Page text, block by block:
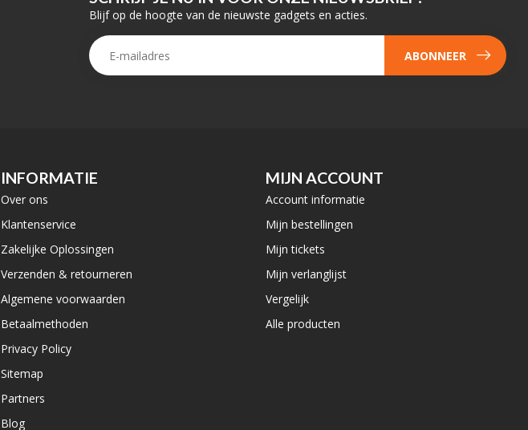
Blijf op de hoogte van de nieuwste gadgets en acties.
ABONNEER
INFORMATIE
Over ons
Klantenservice
Zakelijke Oplossingen
Verzenden & retourneren
Algemene voorwaarden
Betaalmethoden
Privacy Policy
Sitemap
Partners
Blog
MIJN ACCOUNT
Account informatie
Mijn bestellingen
Mijn tickets
Mijn verlanglijst
Vergelijk
Alle producten